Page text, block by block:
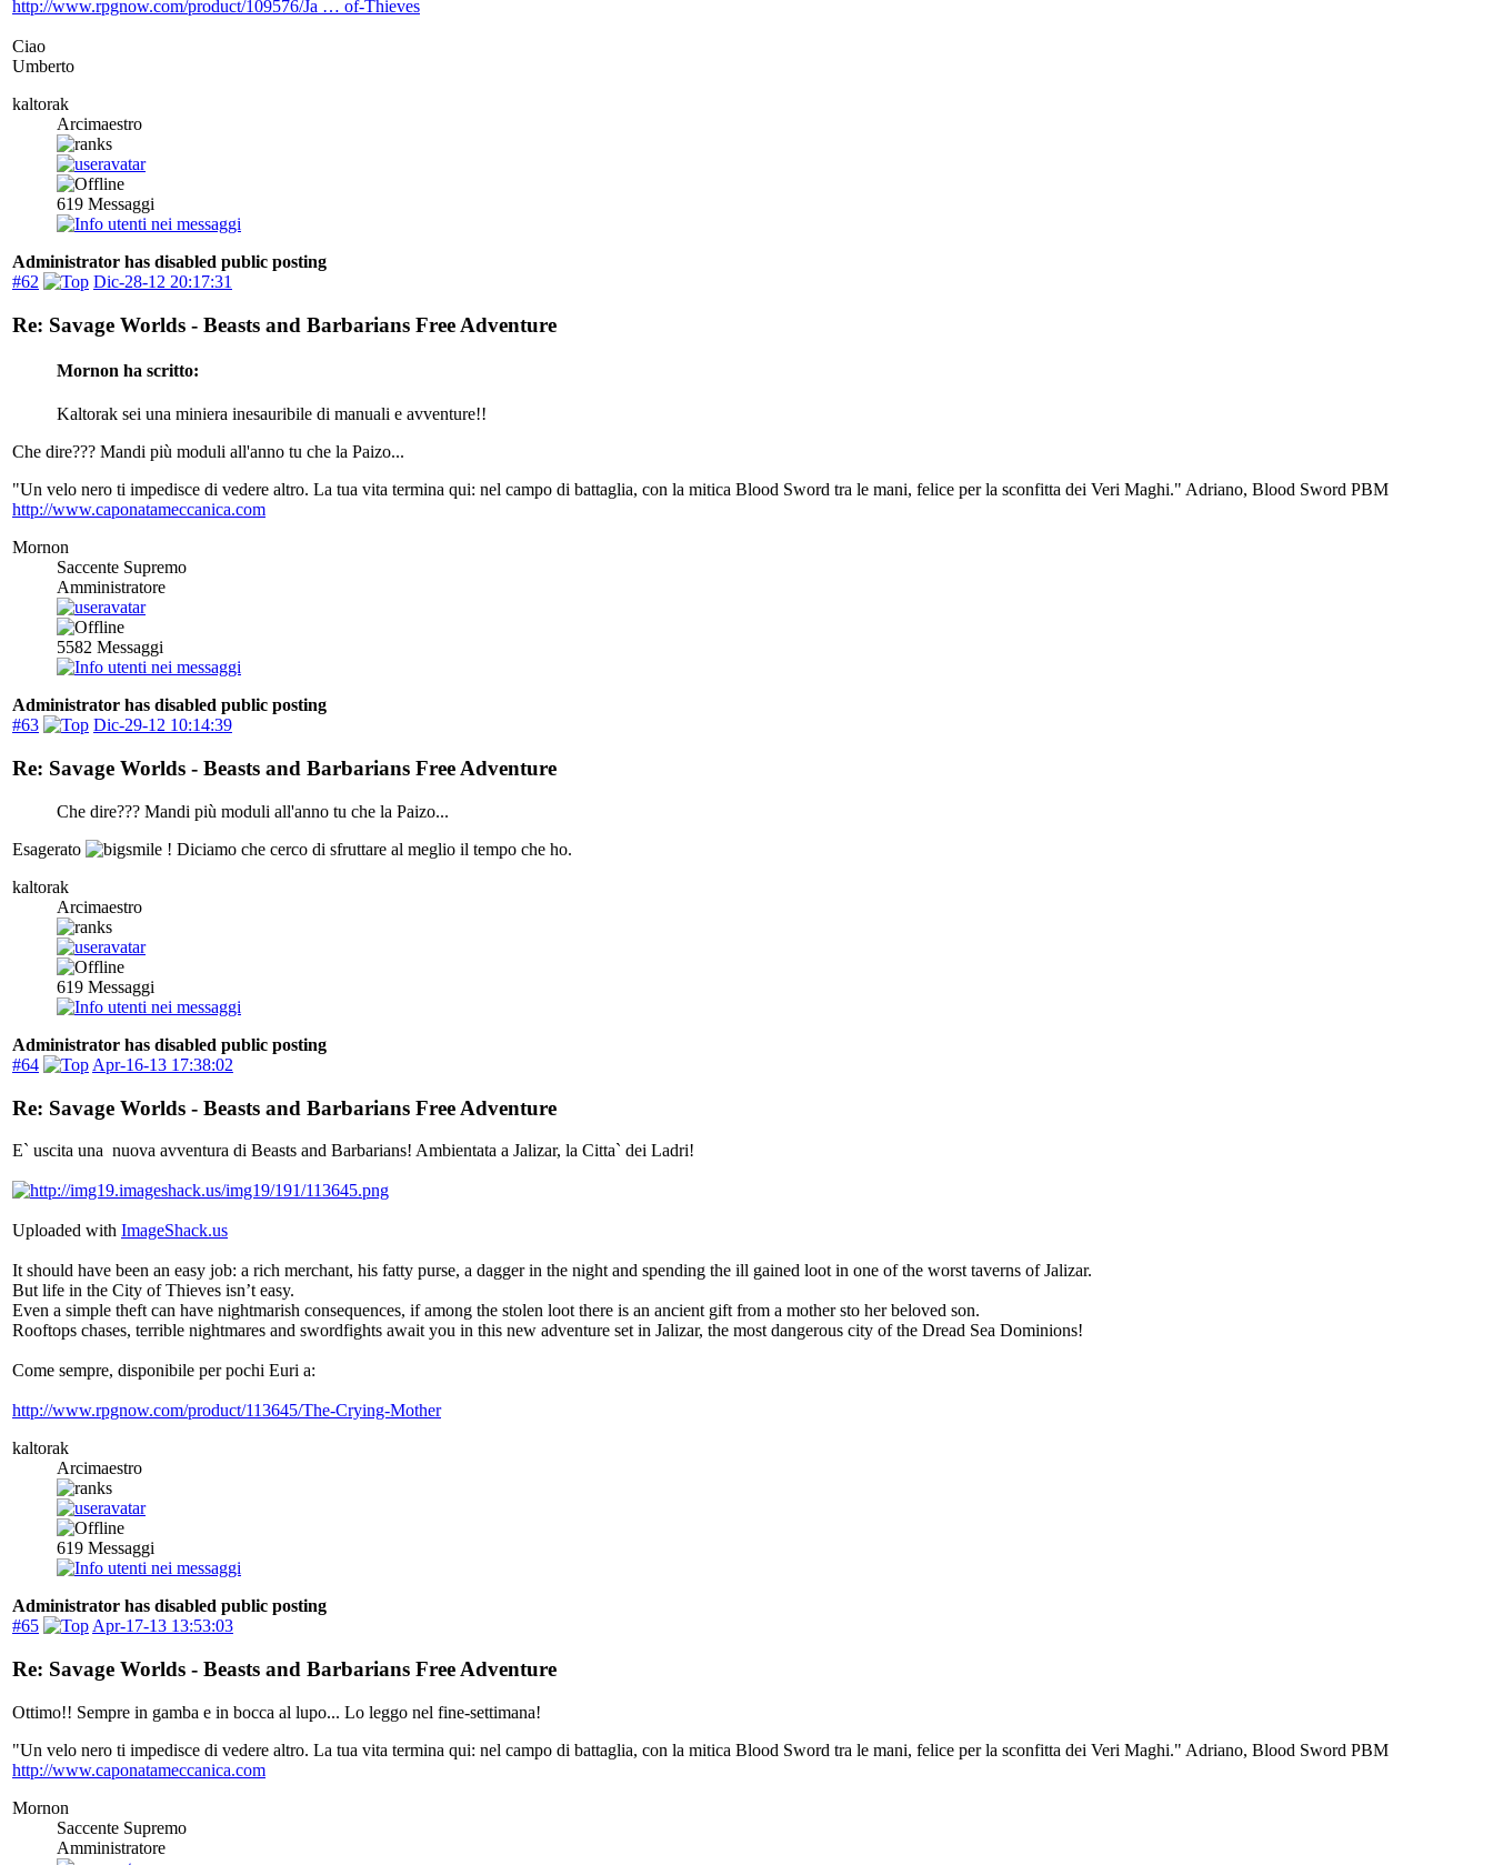
http://www.rpgnow.com/product/109576/Ja … of-Thieves
Ciao
Umberto
kaltorak
Arcimaestro
619 Messaggi
Administrator has disabled public posting
#62
Dic-28-12 20:17:31
Re: Savage Worlds - Beasts and Barbarians Free Adventure
Mornon ha scritto:
Kaltorak sei una miniera inesauribile di manuali e avventure!!
Che dire??? Mandi più moduli all'anno tu che la Paizo...
"Un velo nero ti impedisce di vedere altro. La tua vita termina qui: nel campo di battaglia, con la mitica Blood Sword tra le mani, felice per la sconfitta dei Veri Maghi." Adriano, Blood Sword PBM
http://www.caponatameccanica.com
Mornon
Saccente Supremo
Amministratore
5582 Messaggi
Administrator has disabled public posting
#63
Dic-29-12 10:14:39
Re: Savage Worlds - Beasts and Barbarians Free Adventure
Che dire??? Mandi più moduli all'anno tu che la Paizo...
Esagerato
! Diciamo che cerco di sfruttare al meglio il tempo che ho.
kaltorak
Arcimaestro
619 Messaggi
Administrator has disabled public posting
#64
Apr-16-13 17:38:02
Re: Savage Worlds - Beasts and Barbarians Free Adventure
E` uscita una nuova avventura di Beasts and Barbarians! Ambientata a Jalizar, la Citta` dei Ladri!
Uploaded with ImageShack.us
It should have been an easy job: a rich merchant, his fatty purse, a dagger in the night and spending the ill gained loot in one of the worst taverns of Jalizar.
But life in the City of Thieves isn’t easy.
Even a simple theft can have nightmarish consequences, if among the stolen loot there is an ancient gift from a mother sto her beloved son.
Rooftops chases, terrible nightmares and swordfights await you in this new adventure set in Jalizar, the most dangerous city of the Dread Sea Dominions!
Come sempre, disponibile per pochi Euri a:
http://www.rpgnow.com/product/113645/The-Crying-Mother
kaltorak
Arcimaestro
619 Messaggi
Administrator has disabled public posting
#65
Apr-17-13 13:53:03
Re: Savage Worlds - Beasts and Barbarians Free Adventure
Ottimo!! Sempre in gamba e in bocca al lupo... Lo leggo nel fine-settimana!
"Un velo nero ti impedisce di vedere altro. La tua vita termina qui: nel campo di battaglia, con la mitica Blood Sword tra le mani, felice per la sconfitta dei Veri Maghi." Adriano, Blood Sword PBM
http://www.caponatameccanica.com
Mornon
Saccente Supremo
Amministratore